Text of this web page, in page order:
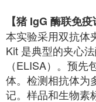
【猪 IgG 酶联免
本实验采用双抗体
Kit 是典型的夹心
（ELISA）。预
体。检测相抗体为
记。样品和生物素